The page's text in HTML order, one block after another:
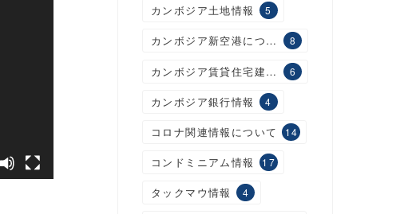
カンボジア土地情報 5
カンボジア新空港について 8
カンボジア賃貸住宅建設について 6
カンボジア銀行情報 4
コロナ関連情報について 14
コンドミニアム情報 17
タックマウ情報 4